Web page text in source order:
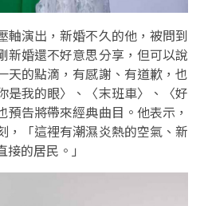
軸演出，新婚不久的他，被問到
新婚還不好意思分享，但可以說
天的點滴，有感謝、有道歉，也
是我的眼〉、〈末班車〉、〈好
告將帶來經典曲目。他表示，
，「這裡有潮濕炎熱的空氣、新
的居民。」